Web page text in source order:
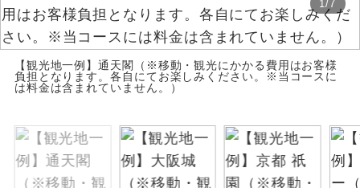
1/7
【観光地一例】通天閣（※移動・観光にかかる費用はお客様
負担となります。各自にてお楽しみください。※当コースに
は料金は含まれていません。）
世界遺産
ユネスコに登録されている文化遺産や自
然遺産を訪ねるコースです。
絶景 絶景スポットに立ち寄るコースです。
露天風呂
ご宿泊ホテルに露天風呂が付いていま
す。
お支払いについて
お支払いは、クレジットカード決済のみとな
ります。
お申し込みの最後にクレジットカード決済を
て、ご旅行の契約が成立となります。
ご予約方法について